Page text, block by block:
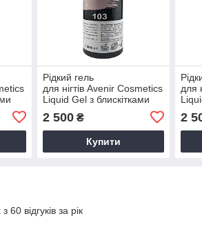
Рідкий гель
для нігтів Avenir Cosmetics
Liquid Gel з блискітками
103 (amethyst glitter), 1 кг
2 500₴
Купити
для
2
60 відгуків за рік